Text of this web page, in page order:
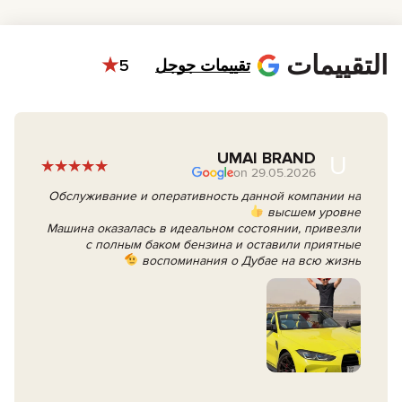
التقييمات تقييمات جوجل 5
U
UMAI BRAND
29.05.2026 on
Обслуживание и оперативность данной компании на
высшем уровне
Машина оказалась в идеальном состоянии, привезли
с полным баком бензина и оставили приятные
воспоминания о Дубае на всю жизнь